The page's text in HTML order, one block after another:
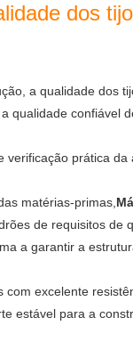
dos
a qualidade dos
qualidade confiável
prática
matérias-primas,
de requisitos
a garantir a
com excelente
estável para a